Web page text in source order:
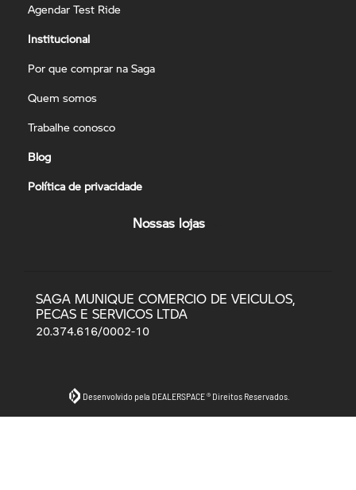
Agendar Test Ride
Institucional
Por que comprar na Saga
Quem somos
Trabalhe conosco
Blog
Política de privacidade
Nossas lojas
SAGA MUNIQUE COMERCIO DE VEICULOS,
PECAS E SERVICOS LTDA
20.374.616/0002-10
Desenvolvido pela DEALERSPACE ® Direitos Reservados.